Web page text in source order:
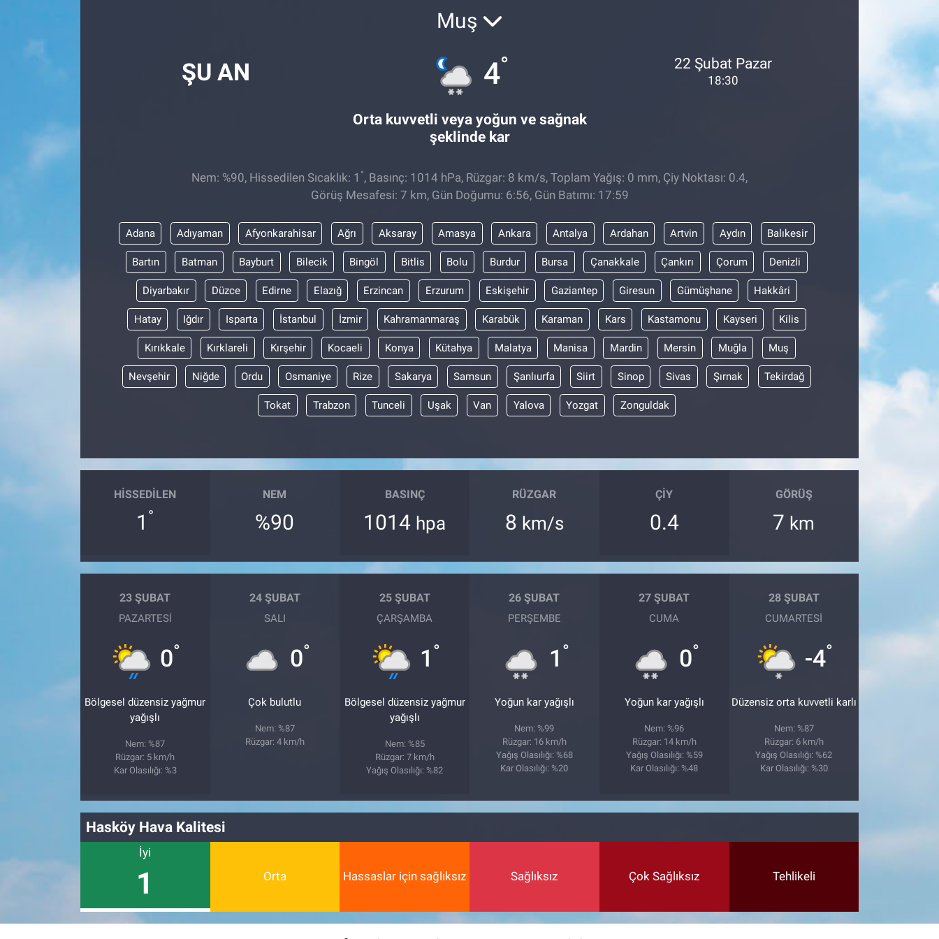
ŞU AN
Muş
4°
Orta kuvvetli veya yoğun ve sağnak
şeklinde kar
22 Şubat Pazar
18:30
Nem: %90, Hissedilen Sıcaklık: 1 °, Basınç: 1014 hPa, Rüzgar: 8 km/s, Toplam Yağış: 0 mm, Çiy Noktası: 0.4,
Görüş Mesafesi: 7 km, Gün Doğumu: 6:56, Gün Batımı: 17:59
Adana Adıyaman Afyonkarahisar Ağrı Aksaray Amasya Ankara Antalya Ardahan Artvin Aydın Balıkesir
Bartın Batman Bayburt Bilecik Bingöl Bitlis Bolu Burdur Bursa Çanakkale Çankırı Çorum Denizli
Diyarbakır Düzce Edirne Elazığ Erzincan Erzurum Eskişehir Gaziantep Giresun Gümüşhane Hakkâri
Hatay Iğdır Isparta İstanbul İzmir Kahramanmaraş Karabük Karaman Kars Kastamonu Kayseri Kilis
Kırıkkale Kırklareli Kırşehir Kocaeli Konya Kütahya Malatya Manisa Mardin Mersin Muğla Muş
Nevşehir Niğde Ordu Osmaniye Rize Sakarya Samsun Şanlıurfa Siirt Sinop Sivas Şırnak Tekirdağ
Tokat Trabzon Tunceli Uşak Van Yalova Yozgat Zonguldak
HISSEDILEN
1 °
NEM
%90
BASINÇ
1014 hpa
RÜZGAR
8 km/s
ÇIY
0.4
GÖRÜŞ
7 km
23 ŞUBAT
PAZARTESI
0°
Bölgesel düzensiz yağmur
yağışlı
Nem: %87
Rüzgar: 5 km/h
Kar Olasılığı: %3
24 ŞUBAT
SALI
0°
Çok bulutlu
Nem: %87
Rüzgar: 4 km/h
25 ŞUBAT
ÇARŞAMBA
1 °
Bölgesel düzensiz yağmur
yağışlı
Nem: %85
Rüzgar: 7 km/h
Yağış Olasılığı: %82
26 ŞUBAT
PERŞEMBE
1 °
Yoğun kar yağışlı
Nem: %99
Rüzgar: 16 km/h
Yağış Olasılığı: %68
Kar Olasılığı: %20
27 ŞUBAT
CUMA
0°
Yoğun kar yağışlı
Nem: %96
Rüzgar: 14 km/h
Yağış Olasılığı: %59
Kar Olasılığı: %48
28 ŞUBAT
CUMARTESI
-4°
Düzensiz orta kuvvetli karlı
Nem: %87
Rüzgar: 6 km/h
Yağış Olasılığı: %62
Kar Olasılığı: %30
Hasköy Hava Kalitesi
İyi
1 Orta Hassaslar için sağlıksız Sağlıksız Çok Sağlıksız Tehlikeli